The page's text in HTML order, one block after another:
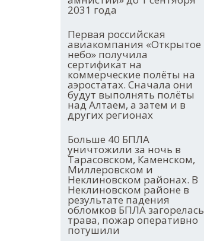
2031 года
Первая российская
авиакомпания «Открытое
небо» получила
сертификат на
коммерческие полёты на
аэростатах. Сначала они
будут выполнять полёты
над Алтаем, а затем и в
других регионах
Больше 40 БПЛА
уничтожили за ночь в
Тарасовском, Каменском,
Миллеровском и
Неклиновском районах. В
Неклиновском районе в
результате падения
обломков БПЛА загорелась
трава, пожар оперативно
потушили